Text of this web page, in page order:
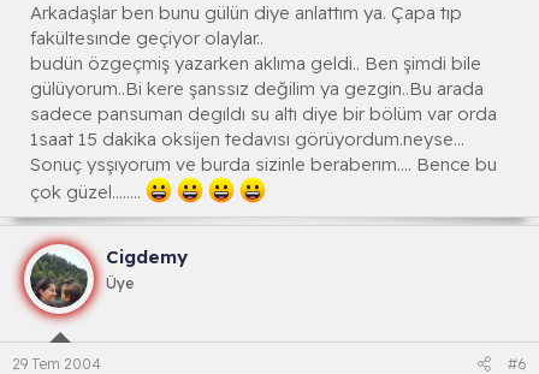
Arkadaşlar ben bunu gülün diye anlattım ya. Çapa tıp
fakültesınde geçiyor olaylar..
budün özgeçmiş yazarken aklıma geldi.. Ben şimdi bile
gülüyorum..Bi kere şanssız değilim ya gezgin..Bu arada
sadece pansuman degıldı su altı diye bir bölüm var orda
1saat 15 dakika oksijen tedavısı görüyordum.neyse...
Sonuç ysşıyorum ve burda sizinle beraberım.... Bence bu
çok güzel........
Cigdemy
Üye
29 Tem 2004 #6